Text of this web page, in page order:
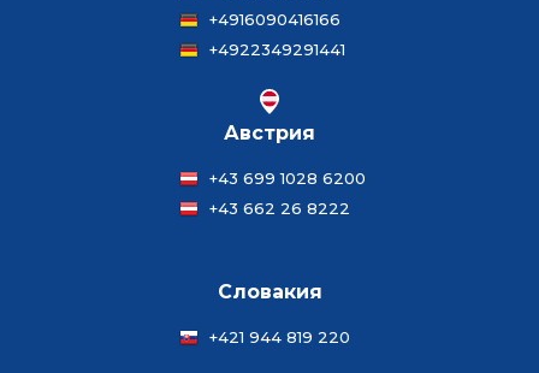
+4916090416166
+4922349291441
Австрия
+43 699 1028 6200
+43 662 26 8222
Словакия
+421 944 819 220